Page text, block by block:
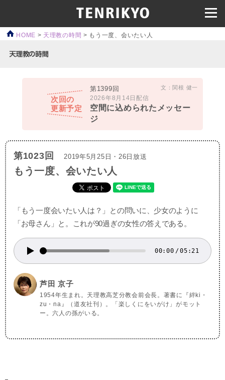
HOME > 天理教の時間 > もう一度、会いたい人
次回の
更新予定
第1399回
2026年8月14日配信
空間に込められたメッセー
ジ
文：関根 健一
第1023回 2019年5月25日・26日放送
もう一度、会いたい人
「もう一度会いたい人は？」との問いに、少女のように
「お母さん」と。これが90過ぎの女性の答えである。
00:00 /05:21
芦田 京子
1954年生まれ。天理教高芝分教会前会長。著書に『絆ki・
zu・na』（道友社刊）。「楽しくにをいがけ」がモット
ー。六人の孫がいる。